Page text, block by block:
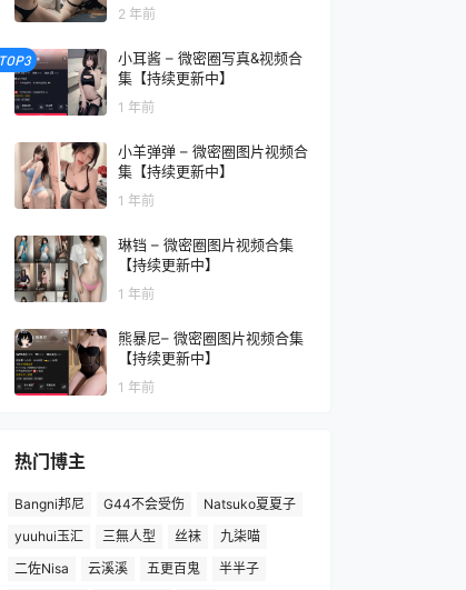
2 年前
TOP3
小耳酱 – 微密圈写真&视频合
集【持续更新中】
1 年前
小羊弹弹 – 微密圈图片视频合
集【持续更新中】
1 年前
琳铛 – 微密圈图片视频合集
【持续更新中】
1 年前
熊暴尼– 微密圈图片视频合集
【持续更新中】
1 年前
热门博主
Bangni邦尼 G44不会受伤
Natsuko夏夏子
yuuhui玉汇
三無人型 丝袜
九柒喵
二佐Nisa
云溪溪 五更百鬼
半半子